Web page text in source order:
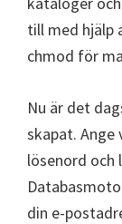
till med hjälp
chmod för
Nu är det
skapat. Ange
lösenord och
din e-